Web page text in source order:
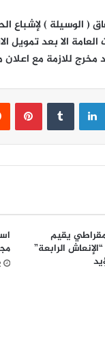
( الوسيلة )
الا بعد
مع اعلان
لينكدإن بينتيريست
يقيم
الرابعة”
2